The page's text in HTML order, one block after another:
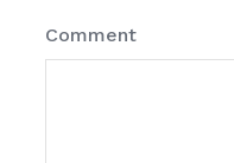
Comment